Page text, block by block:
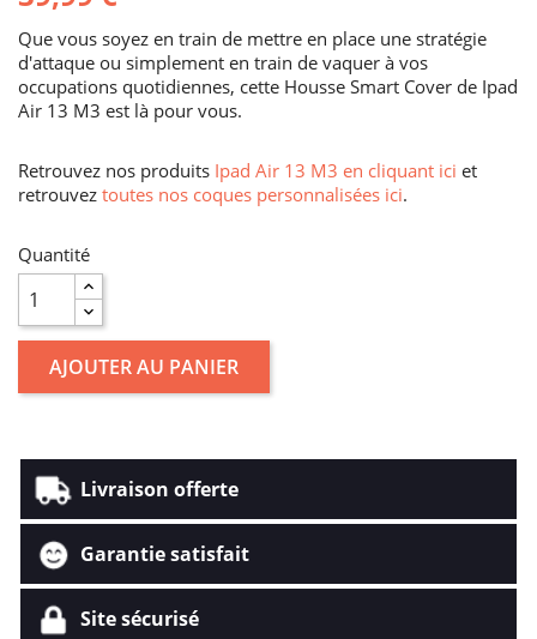
Que vous soyez en train de mettre en place une stratégie
d'attaque ou simplement en train de vaquer à vos
occupations quotidiennes, cette Housse Smart Cover de Ipad
Air 13 M3 est là pour vous.
Retrouvez nos produits Ipad Air 13 M3 en cliquant ici et
retrouvez toutes nos coques personnalisées ici.
Quantité
AJOUTER AU PANIER
Livraison offerte
Garantie satisfait
Site sécurisé